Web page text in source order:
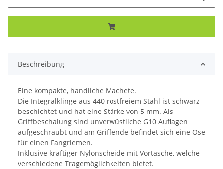
Beschreibung
Eine kompakte, handliche Machete.
Die Integralklinge aus 440 rostfreiem Stahl ist schwarz
beschichtet und hat eine Stärke von 5 mm. Als
Griffbeschalung sind unverwüstliche G10 Auflagen
aufgeschraubt und am Griffende befindet sich eine Öse
für einen Fangriemen.
Inklusive kräftiger Nylonscheide mit Vortasche, welche
verschiedene Tragemöglichkeiten bietet.